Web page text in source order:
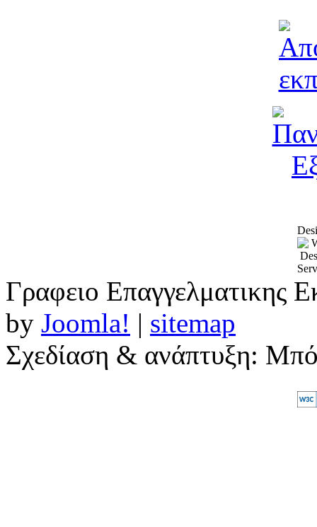
Γραφειο Επαγγελματικης
by Joomla! | sitemap
Σχεδίαση & ανάπτυξη: